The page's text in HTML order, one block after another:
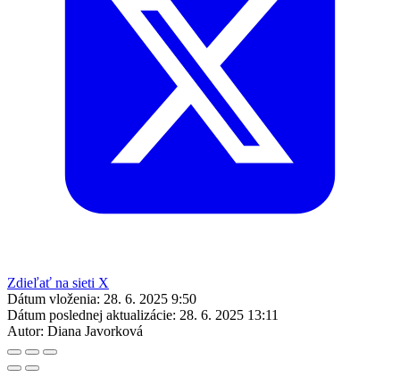
Zdieľať na sieti X
Dátum vloženia: 28. 6. 2025 9:50
Dátum poslednej aktualizácie: 28. 6. 2025 13:11
Autor: Diana Javorková